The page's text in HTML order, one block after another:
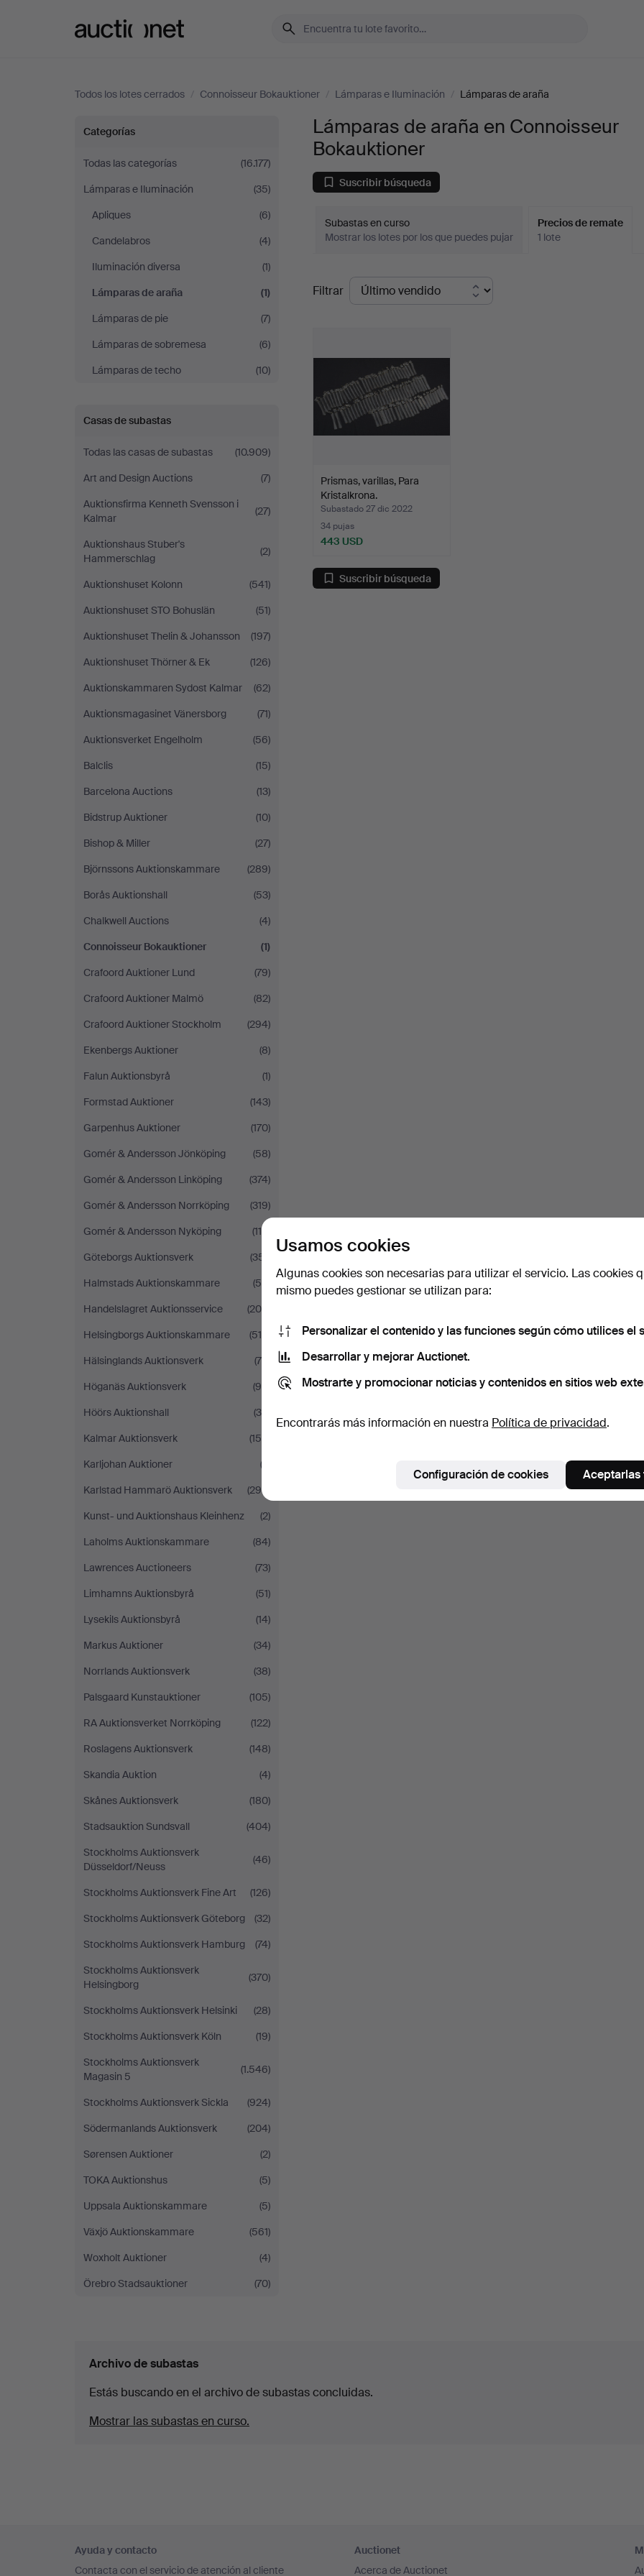
Todos los lotes cerrados / Connoisseur Bokauktioner / Lámparas e Iluminación / Lámparas de araña
Lámparas
de
araña
en
Connoisseur
Bokauktioner
Categorías
Todas las categorías
(16.177)
Lámparas e Iluminación
(35)
Apliques
(6)
Candelabros
(4)
Iluminación diversa
(1)
Lámparas de araña
(1)
Lámparas de pie
(7)
Lámparas de sobremesa
(6)
Lámparas de techo
(10)
Casas de subastas
Todas las casas de subastas
(10.909)
Art and Design Auctions
(7)
Auktionsfirma Kenneth Svensson i
Kalmar
(27)
Auktionshaus Stuber's
Hammerschlag
(2)
Auktionshuset Kolonn
(541)
Auktionshuset STO Bohuslän
(51)
Auktionshuset Thelin & Johansson
(197)
Auktionshuset Thörner & Ek
(126)
Auktionskammaren Sydost Kalmar
(62)
Auktionsmagasinet Vänersborg
(71)
Auktionsverket Engelholm
(56)
Balclis
(15)
Barcelona Auctions
(13)
Bidstrup Auktioner
(10)
Bishop & Miller
(27)
Björnssons Auktionskammare
(289)
Borås Auktionshall
(53)
Chalkwell Auctions
(4)
Connoisseur Bokauktioner
(1)
Crafoord Auktioner Lund
(79)
Crafoord Auktioner Malmö
(82)
Crafoord Auktioner Stockholm
(294)
Ekenbergs Auktioner
(8)
Falun Auktionsbyrå
(1)
Formstad Auktioner
(143)
Garpenhus Auktioner
(170)
Gomér & Andersson Jönköping
(58)
Gomér & Andersson Linköping
(374)
Gomér & Andersson Norrköping
(319)
Gomér & Andersson Nyköping
(115)
Göteborgs Auktionsverk
(351)
Halmstads Auktionskammare
(54)
Handelslagret Auktionsservice
(200)
Helsingborgs Auktionskammare
(515)
Hälsinglands Auktionsverk
(79)
Höganäs Auktionsverk
(99)
Höörs Auktionshall
(30)
Kalmar Auktionsverk
(156)
Karljohan Auktioner
(3)
Karlstad Hammarö Auktionsverk
(294)
Kunst- und Auktionshaus Kleinhenz
(2)
Laholms Auktionskammare
(84)
Lawrences Auctioneers
(73)
Limhamns Auktionsbyrå
(51)
Lysekils Auktionsbyrå
(14)
Markus Auktioner
(34)
Norrlands Auktionsverk
(38)
Palsgaard Kunstauktioner
(105)
RA Auktionsverket Norrköping
(122)
Roslagens Auktionsverk
(148)
Skandia Auktion
(4)
Skånes Auktionsverk
(180)
Stadsauktion Sundsvall
(404)
Stockholms Auktionsverk
Düsseldorf/Neuss
(46)
Stockholms Auktionsverk Fine Art
(126)
Stockholms Auktionsverk Göteborg
(32)
Stockholms Auktionsverk Hamburg
(74)
Stockholms Auktionsverk
Helsingborg
(370)
Stockholms Auktionsverk Helsinki
(28)
Stockholms Auktionsverk Köln
(19)
Stockholms Auktionsverk
Magasin 5
(1.546)
Stockholms Auktionsverk Sickla
(924)
Södermanlands Auktionsverk
(204)
Sørensen Auktioner
(2)
TOKA Auktionshus
(5)
Uppsala Auktionskammare
(5)
Växjö Auktionskammare
(561)
Woxholt Auktioner
(4)
Örebro Stadsauktioner
(70)
Lámparas de araña en Connoisseur
Bokauktioner
Suscribir búsqueda
Subastas en curso
Mostrar los lotes por los que puedes pujar
Precios de remate
1 lote
Precios
de
Filtrar
Prismas, varillas, Para
Kristalkrona.
Subastado 27 dic 2022
34 pujas
443 USD
Suscribir búsqueda
Archivo de subastas
Estás buscando en el archivo de subastas concluidas.
Mostrar las subastas en curso.
en
Ayuda y contacto
Contacta con el servicio de atención al cliente
Auctionet
Acerca de Auctionet
Usamos cookies
Algunas cookies son necesarias para utilizar el servicio. Las cookies
mismo puedes gestionar se utilizan para:
Personalizar el contenido y las funciones según cómo utilices el
Desarrollar y mejorar Auctionet.
Mostrarte y promocionar noticias y contenidos en sitios web
Encontrarás más información en nuestra Política de privacidad.
Configuración de cookies Aceptarlas